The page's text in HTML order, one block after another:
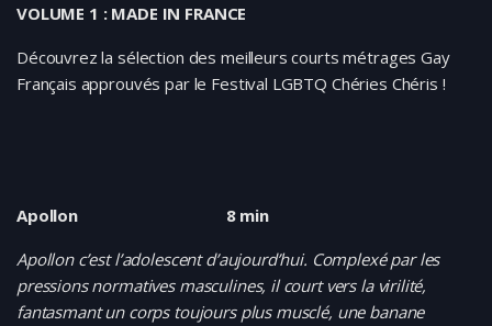
VOLUME 1 : MADE IN FRANCE
Découvrez la sélection des meilleurs courts métrages Gay
Français approuvés par le Festival LGBTQ Chéries Chéris !
Apollon 8 min
Apollon c’est l’adolescent d’aujourd’hui. Complexé par les
pressions normatives masculines, il court vers la virilité,
fantasmant un corps toujours plus musclé, une banane